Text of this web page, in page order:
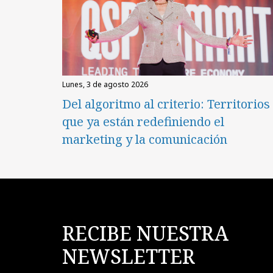
lunes, 3 de agosto 2026
Del algoritmo al criterio: Territorios
que ya están redefiniendo el
marketing y la comunicación
RECIBE NUESTRA
NEWSLETTER